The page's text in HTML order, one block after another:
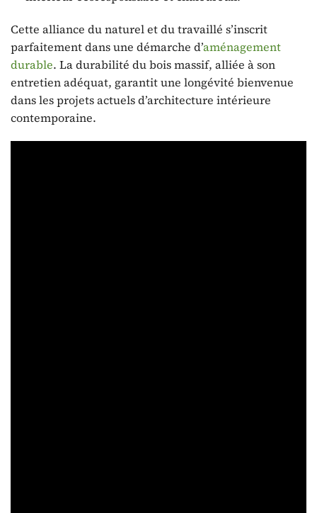
Cette alliance du naturel et du travaillé s’inscrit
parfaitement dans une démarche d’aménagement
durable. La durabilité du bois massif, alliée à son
entretien adéquat, garantit une longévité bienvenue
dans les projets actuels d’architecture intérieure
contemporaine.